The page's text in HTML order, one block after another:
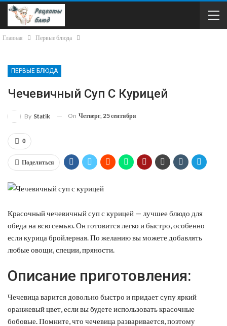
Главная Первые блюда
ПЕРВЫЕ БЛЮДА
Чечевичный Суп С Курицей
By Statik On Четверг, 25 сентября
0
Поделиться
Красочный чечевичный суп с курицей — лучшее блюдо для
обеда на всю семью. Он готовится легко и быстро, особенно
если курица бройлерная. По желанию вы можете добавлять
любые овощи, специи, пряности.
Описание приготовления:
Чечевица варится довольно быстро и придает супу яркий
оранжевый цвет, если вы будете использовать красочные
бобовые. Помните, что чечевица разваривается, поэтому